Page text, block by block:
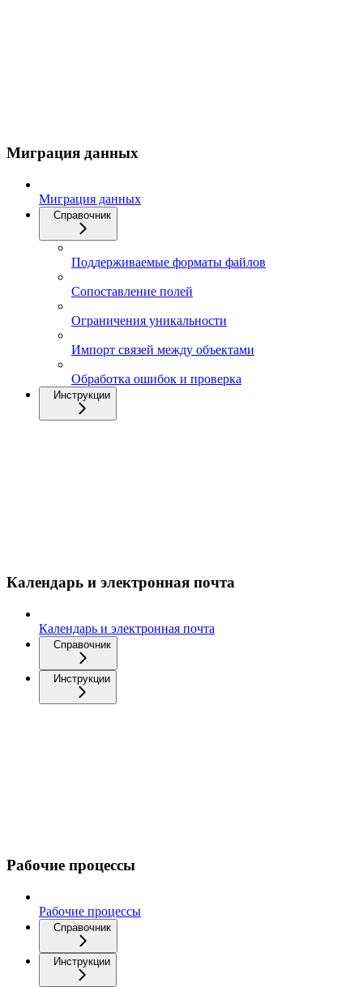
Миграция данных
Миграция данных
Справочник
Поддерживаемые форматы файлов
Сопоставление полей
Ограничения уникальности
Импорт связей между объектами
Обработка ошибок и проверка
Инструкции
Календарь и электронная почта
Календарь и электронная почта
Справочник
Инструкции
Рабочие процессы
Рабочие процессы
Справочник
Инструкции